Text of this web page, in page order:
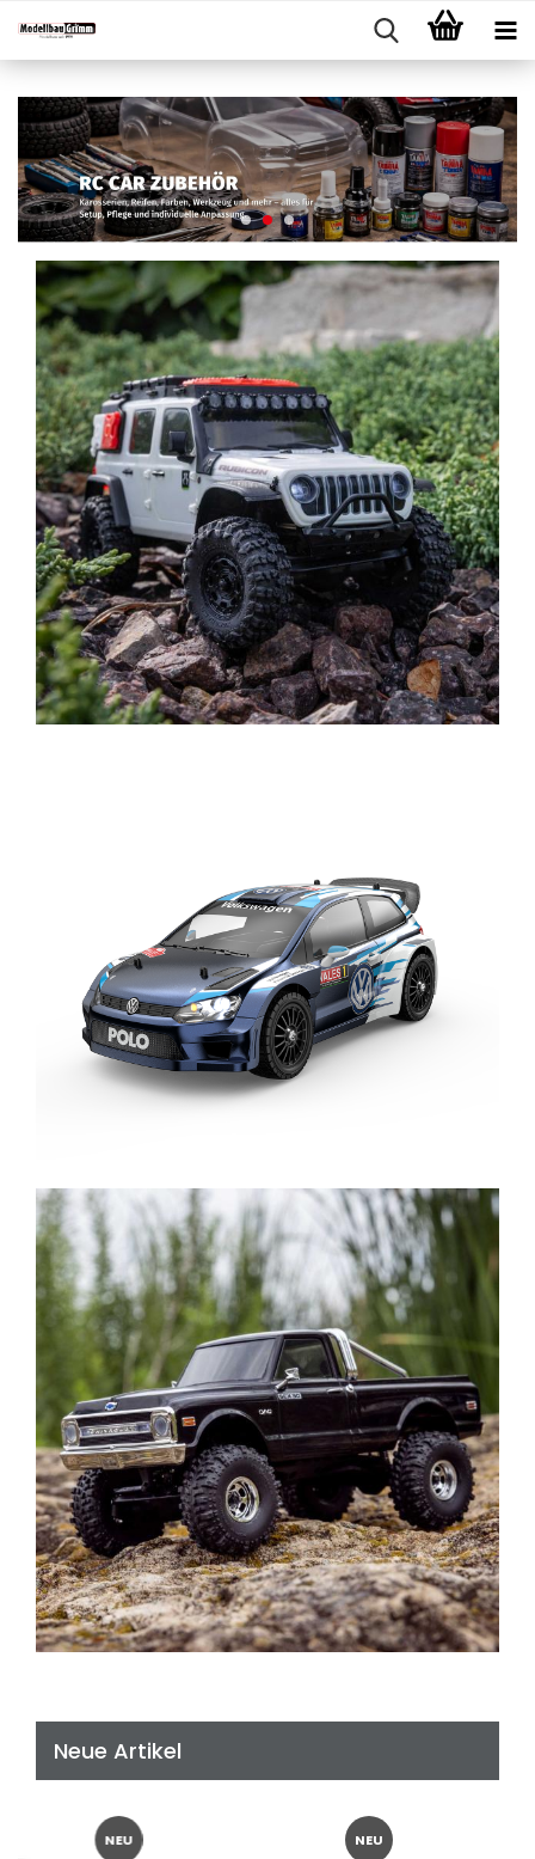
Neue Artikel
NEU NEU